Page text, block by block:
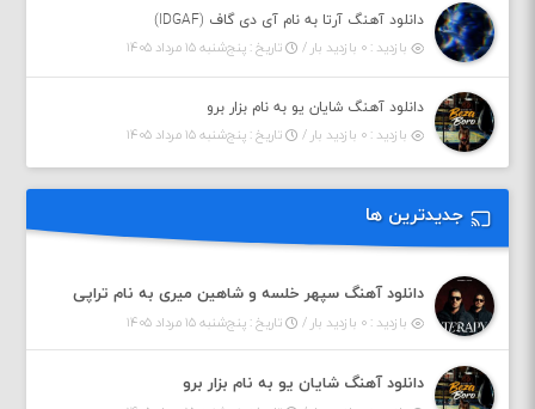
دانلود آهنگ آرتا به نام آی دی گاف (IDGAF)
بازدید : ۰ بازدید بار /
تاریخ : پنج‌شنبه ۱۵ مرداد ۱۴۰۵
دانلود آهنگ شایان یو به نام بزار برو
بازدید : ۰ بازدید بار /
تاریخ : پنج‌شنبه ۱۵ مرداد ۱۴۰۵
جدیدترین ها
دانلود آهنگ سپهر خلسه و شاهین میری به نام تراپی
بازدید : ۰ بازدید بار / تاریخ : پنج‌شنبه ۱۵ مرداد ۱۴۰۵
دانلود آهنگ شایان یو به نام بزار برو